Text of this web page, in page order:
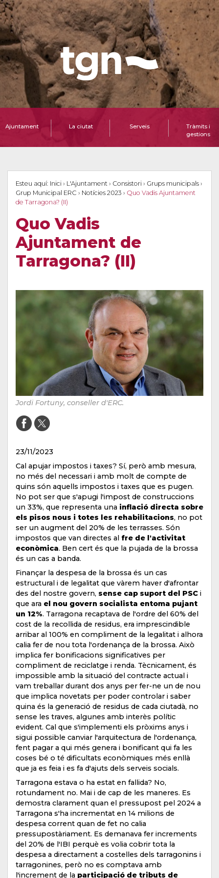
Ajuntament La ciutat Serveis
Tràmits i
gestions
Esteu aquí: Inici › L'Ajuntament › Consistori › Grups municipals ›
Grup Municipal ERC › Notícies 2023 › Quo Vadis Ajuntament
de Tarragona? (II)
Quo Vadis
Ajuntament de
Tarragona? (II)
Jordi Fortuny, conseller d'ERC.
23/11/2023
Cal apujar impostos i taxes? Sí, però amb mesura,
no més del necessari i amb molt de compte de
quins són aquells impostos i taxes que es pugen.
No pot ser que s'apugi l'impost de construccions
un 33%, que representa una inflació directa sobre
els pisos nous i totes les rehabilitacions, no pot
ser un augment del 20% de les terrasses. Són
impostos que van directes al fre de l'activitat
econòmica. Ben cert és que la pujada de la brossa
és un cas a banda.
Finançar la despesa de la brossa és un cas
estructural i de legalitat que vàrem haver d'afrontar
des del nostre govern, sense cap suport del PSC i
que ara el nou govern socialista entoma pujant
un 12%. Tarragona recaptava de l'ordre del 60% del
cost de la recollida de residus, era imprescindible
arribar al 100% en compliment de la legalitat i alhora
calia fer de nou tota l'ordenança de la brossa. Això
implica fer bonificacions significatives per
compliment de reciclatge i renda. Tècnicament, és
impossible amb la situació del contracte actual i
vam treballar durant dos anys per fer-ne un de nou
que implica novetats per poder controlar i saber
quina és la generació de residus de cada ciutadà, no
sense les traves, algunes amb interès polític
evident. Cal que s'implementi els pròxims anys i
sigui possible canviar l'arquitectura de l'ordenança,
fent pagar a qui més genera i bonificant qui fa les
coses bé o té dificultats econòmiques més enllà
que ja es feia i es fa d'ajuts dels serveis socials.
Tarragona estava o ha estat en fallida? No,
rotundament no. Mai i de cap de les maneres. Es
demostra clarament quan el pressupost pel 2024 a
Tarragona s'ha incrementat en 14 milions de
despesa corrent quan de fet no calia
pressupostàriament. Es demanava fer increments
del 20% de l'IBI perquè es volia cobrir tota la
despesa a directament a costelles dels tarragonins i
tarragonines, però no es comptava amb
l'increment de la participació de tributs de